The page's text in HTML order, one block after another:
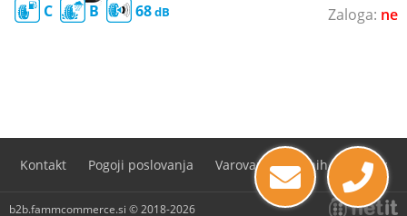
ne
C B 68
Kontakt Pogoji poslovanja Varovanje osebnih podatkov
b2b.fammcommerce.si © 2018-2026